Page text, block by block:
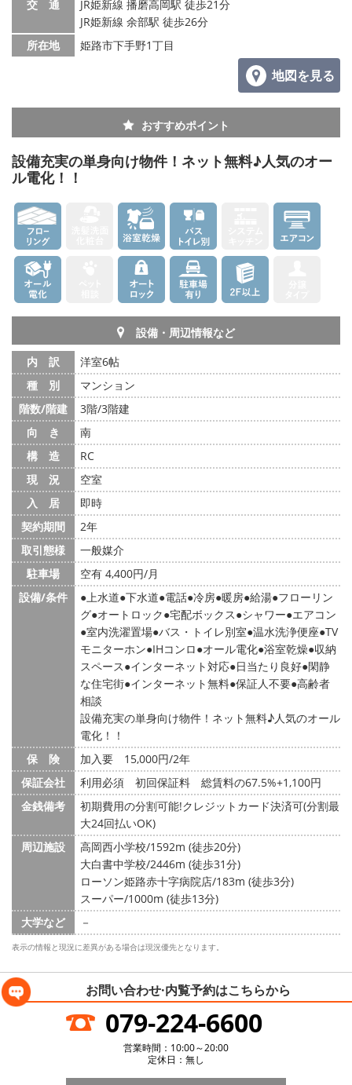
交 通
JR姫新線 播磨高岡駅 徒歩21分
JR姫新線 余部駅 徒歩26分
所在地
姫路市下手野1丁目
地図を見る
おすすめポイント
設備充実の単身向け物件！ネット無料♪人気のオー
ル電化！！
設備・周辺情報など
内 訳
洋室6帖
種 別
マンション
階数/階建
3階/3階建
向 き
南
構 造
RC
現 況
空室
入 居
即時
契約期間
2年
取引態様
一般媒介
駐車場
空有 4,400円/月
設備/条件
上水道 下水道 電話 冷房 暖房 給湯 フローリン
グ オートロック 宅配ボックス シャワー エアコン
室内洗濯置場 バス・トイレ別室 温水洗浄便座 TV
モニターホン IHコンロ オール電化 浴室乾燥 収納
スペース インターネット対応 日当たり良好 閑静
な住宅街 インターネット無料 保証人不要 高齢者
相談
設備充実の単身向け物件！ネット無料♪人気のオール
電化！！
保 険
加入要 15,000円/2年
保証会社
利用必須 初回保証料 総賃料の67.5%+1,100円
金銭備考
初期費用の分割可能!クレジットカード決済可(分割最
大24回払いOK)
周辺施設
高岡西小学校/1592m (徒歩20分)
大白書中学校/2446m (徒歩31分)
ローソン姫路赤十字病院店/183m (徒歩3分)
スーパー/1000m (徒歩13分)
大学など
－
表示の情報と現況に差異がある場合は現況優先となります。
お問い合わせ·内覧予約はこちらから
079-224-6600
営業時間：10:00～20:00
定休日：無し